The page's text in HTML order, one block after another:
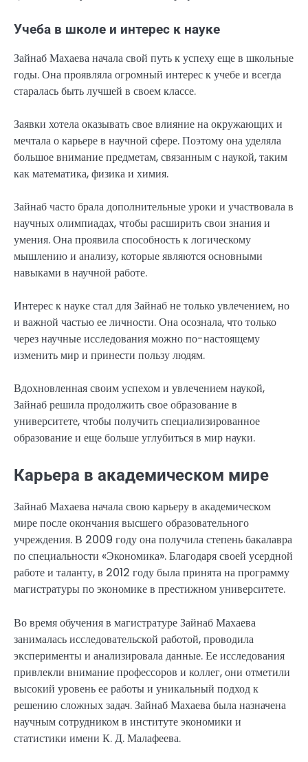
Учеба в школе и интерес к науке
Зайнаб Махаева начала свой путь к успеху еще в школьные
годы. Она проявляла огромный интерес к учебе и всегда
старалась быть лучшей в своем классе.
Заявки хотела оказывать свое влияние на окружающих и
мечтала о карьере в научной сфере. Поэтому она уделяла
большое внимание предметам, связанным с наукой, таким
как математика, физика и химия.
Зайнаб часто брала дополнительные уроки и участвовала в
научных олимпиадах, чтобы расширить свои знания и
умения. Она проявила способность к логическому
мышлению и анализу, которые являются основными
навыками в научной работе.
Интерес к науке стал для Зайнаб не только увлечением, но
и важной частью ее личности. Она осознала, что только
через научные исследования можно по-настоящему
изменить мир и принести пользу людям.
Вдохновленная своим успехом и увлечением наукой,
Зайнаб решила продолжить свое образование в
университете, чтобы получить специализированное
образование и еще больше углубиться в мир науки.
Карьера в академическом мире
Зайнаб Махаева начала свою карьеру в академическом
мире после окончания высшего образовательного
учреждения. В 2009 году она получила степень бакалавра
по специальности «Экономика». Благодаря своей усердной
работе и таланту, в 2012 году была принята на программу
магистратуры по экономике в престижном университете.
Во время обучения в магистратуре Зайнаб Махаева
занималась исследовательской работой, проводила
эксперименты и анализировала данные. Ее исследования
привлекли внимание профессоров и коллег, они отметили
высокий уровень ее работы и уникальный подход к
решению сложных задач. Зайнаб Махаева была назначена
научным сотрудником в институте экономики и
статистики имени К. Д. Малафеева.